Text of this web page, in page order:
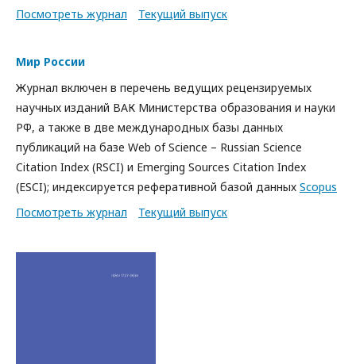
Посмотреть журнал Текущий выпуск
Мир России
Журнал включен в перечень ведущих рецензируемых
научных изданий ВАК Министерства образования и науки
РФ, а также в две международных базы данных
публикаций на базе Web of Science – Russian Science
Citation Index (RSCI) и Emerging Sources Citation Index
(ESCI); индексируется реферативной базой данных Scopus
Посмотреть журнал
Текущий выпуск